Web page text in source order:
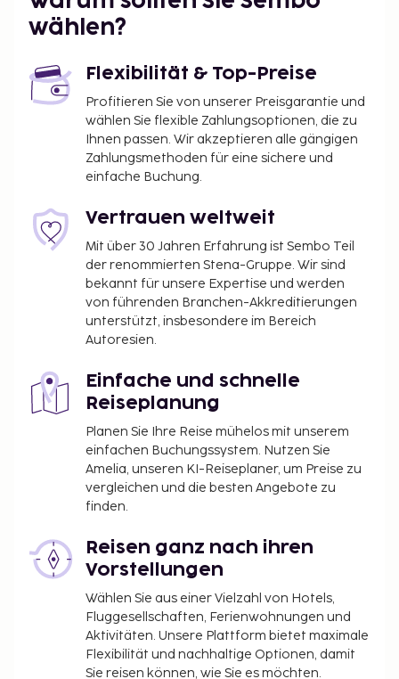
wählen?
Flexibilität & Top-Preise
Profitieren Sie von unserer Preisgarantie und
wählen Sie flexible Zahlungsoptionen, die zu
Ihnen passen. Wir akzeptieren alle gängigen
Zahlungsmethoden für eine sichere und
einfache Buchung.
Vertrauen weltweit
Mit über 30 Jahren Erfahrung ist Sembo Teil
der renommierten Stena-Gruppe. Wir sind
bekannt für unsere Expertise und werden
von führenden Branchen-Akkreditierungen
unterstützt, insbesondere im Bereich
Autoresien.
Einfache und schnelle
Reiseplanung
Planen Sie Ihre Reise mühelos mit unserem
einfachen Buchungssystem. Nutzen Sie
Amelia, unseren KI-Reiseplaner, um Preise zu
vergleichen und die besten Angebote zu
finden.
Reisen ganz nach ihren
Vorstellungen
Wählen Sie aus einer Vielzahl von Hotels,
Fluggesellschaften, Ferienwohnungen und
Aktivitäten. Unsere Plattform bietet maximale
Flexibilität und nachhaltige Optionen, damit
Sie reisen können, wie Sie es möchten.